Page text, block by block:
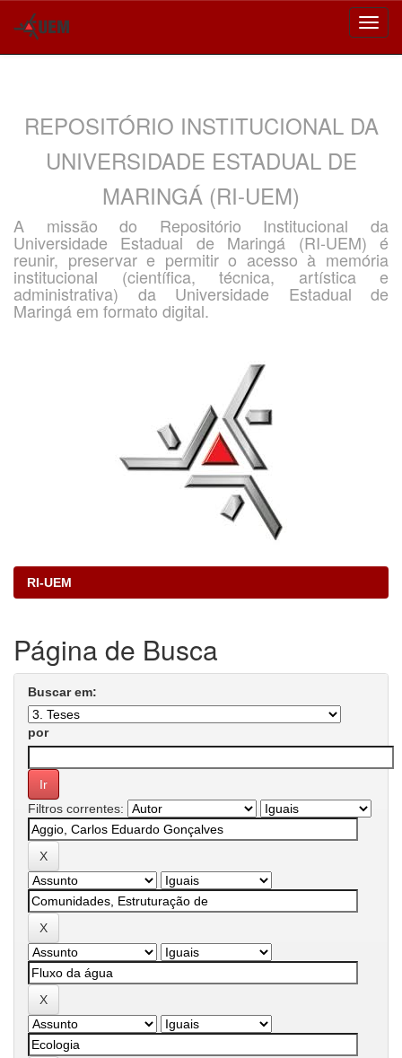
REPOSITÓRIO INSTITUCIONAL DA
UNIVERSIDADE ESTADUAL DE
MARINGÁ (RI-UEM)
A missão do Repositório Institucional da
Universidade Estadual de Maringá (RI-UEM) é
reunir, preservar e permitir o acesso à memória
institucional (científica, técnica, artística e
administrativa) da Universidade Estadual de
Maringá em formato digital.
RI-UEM
Página de Busca
Buscar em:
por
Filtros correntes: